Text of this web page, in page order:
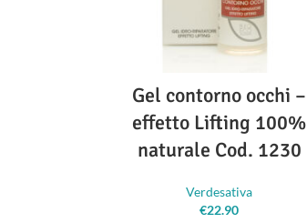
Gel contorno occhi –
effetto Lifting 100%
naturale Cod. 1230
Verdesativa
€22.90